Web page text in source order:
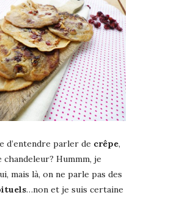
d’entendre parler de crêpe,
chandeleur? Hummm, je
mais là, on ne parle pas des
…non et je suis certaine